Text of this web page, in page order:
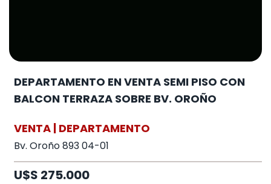
DEPARTAMENTO EN VENTA SEMI PISO CON
BALCON TERRAZA SOBRE BV. OROÑO
VENTA | DEPARTAMENTO
Bv. Oroño 893 04-01
U$S 275.000